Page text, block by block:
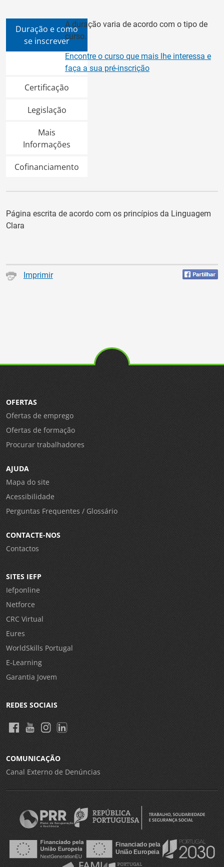
Duração e como
se inscrever
Certificação
Legislação
Mais
Informações
Cofinanciamento
A duração varia de acordo com o tipo de
curso.
Encontre o curso que mais lhe interessa e
faça a sua pré-inscrição
Página escrita de acordo com os princípios da Linguagem
Clara
Imprimir
OFERTAS
Ofertas de emprego
Ofertas de formação
Procurar trabalhadores
AJUDA
Mapa do site
Acessibilidade
Perguntas Frequentes / Glossário
CONTACTE-NOS
Contactos
SITES IEFP
Iefponline
Netforce
CRC Virtual
Eures
WorldSkills Portugal
E-Learning
Garantia Jovem
REDES SOCIAIS
COMUNICAÇÃO
Canal Externo de Denúncias